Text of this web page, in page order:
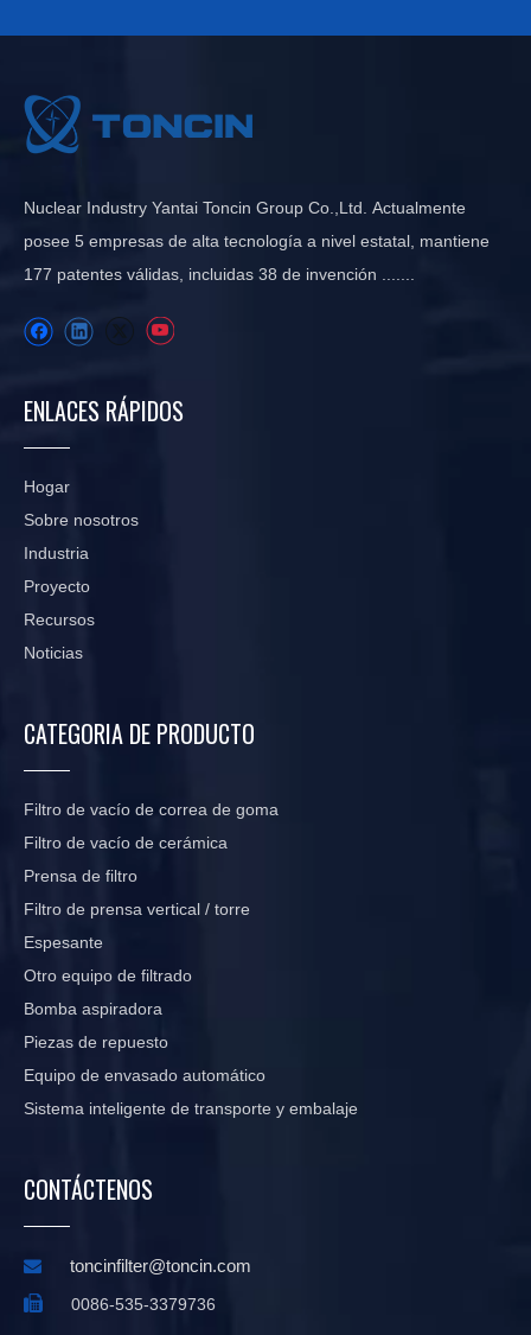
Nuclear Industry Yantai Toncin Group Co.,Ltd. Actualmente
posee 5 empresas de alta tecnología a nivel estatal, mantiene
177 patentes válidas, incluidas 38 de invención .......
ENLACES RÁPIDOS
Hogar
Sobre nosotros
Industria
Proyecto
Recursos
Noticias
CATEGORIA DE PRODUCTO
Filtro de vacío de correa de goma
Filtro de vacío de cerámica
Prensa de filtro
Filtro de prensa vertical / torre
Espesante
Otro equipo de filtrado
Bomba aspiradora
Piezas de repuesto
Equipo de envasado automático
Sistema inteligente de transporte y embalaje
CONTÁCTENOS
 toncinfilter@toncin.com
 0086-535-3379736